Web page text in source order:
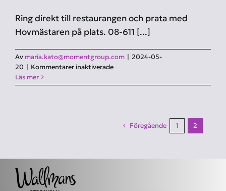
Ring direkt till restaurangen och prata med
Hovmästaren på plats. 08-611 [...]
Av maria.kato@momentgroup.com | 2024-05-
20 | Kommentarer inaktiveradeför
bokar
12:00
som
Läs mer
Föregående 1 2